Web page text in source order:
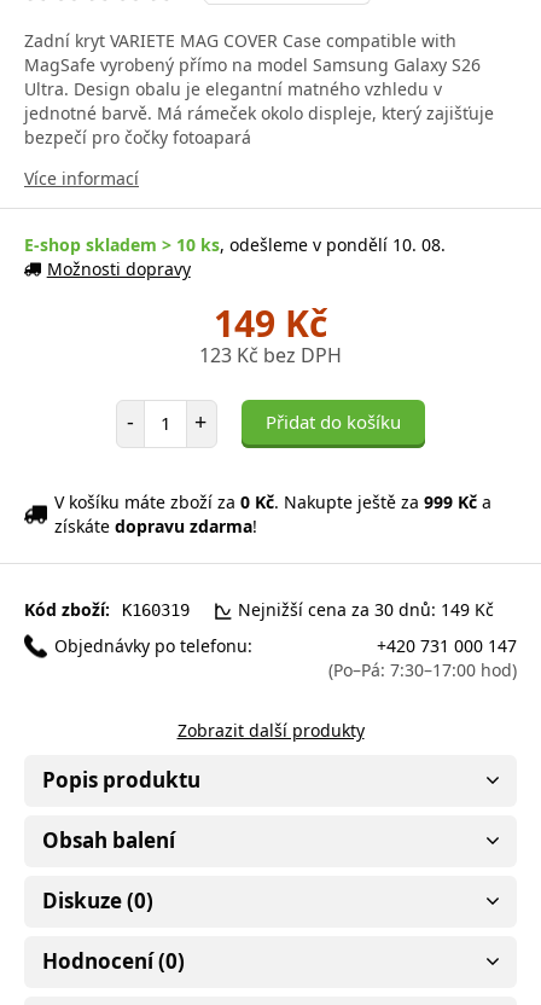
Zadní kryt VARIETE MAG COVER Case compatible with
MagSafe vyrobený přímo na model Samsung Galaxy S26
Ultra. Design obalu je elegantní matného vzhledu v
jednotné barvě. Má rámeček okolo displeje, který zajišťuje
bezpečí pro čočky fotoapará
Více informací
E-shop skladem > 10 ks, odešleme v pondělí 10. 08.
Možnosti dopravy
149 Kč
123 Kč bez DPH
- Počet položek
+ Přidat do košíku
V košíku máte zboží za 0 Kč. Nakupte ještě za 999 Kč a
získáte dopravu zdarma!
Kód zboží: K160319
Nejnižší cena za 30 dnů: 149 Kč
Objednávky po telefonu:
+420 731 000 147
(Po–Pá: 7:30–17:00 hod)
Zobrazit další produkty
Popis produktu
Obsah balení
Diskuze (0)
Hodnocení (0)